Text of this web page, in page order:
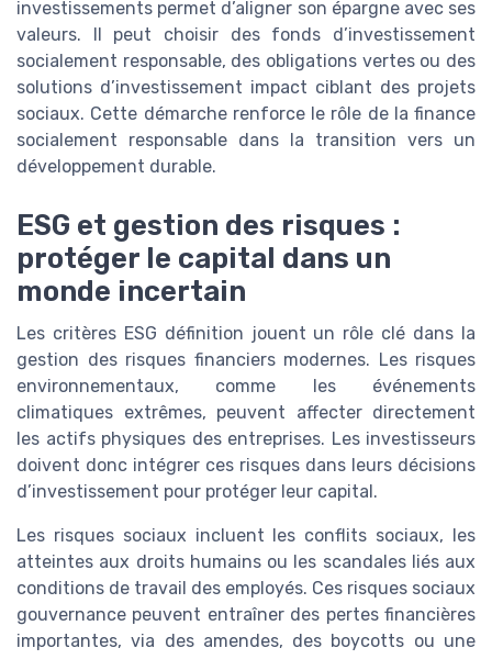
investissements permet d’aligner son épargne avec ses
valeurs. Il peut choisir des fonds d’investissement
socialement responsable, des obligations vertes ou des
solutions d’investissement impact ciblant des projets
sociaux. Cette démarche renforce le rôle de la finance
socialement responsable dans la transition vers un
développement durable.
ESG et gestion des risques :
protéger le capital dans un
monde incertain
Les critères ESG définition jouent un rôle clé dans la
gestion des risques financiers modernes. Les risques
environnementaux, comme les événements
climatiques extrêmes, peuvent affecter directement
les actifs physiques des entreprises. Les investisseurs
doivent donc intégrer ces risques dans leurs décisions
d’investissement pour protéger leur capital.
Les risques sociaux incluent les conflits sociaux, les
atteintes aux droits humains ou les scandales liés aux
conditions de travail des employés. Ces risques sociaux
gouvernance peuvent entraîner des pertes financières
importantes, via des amendes, des boycotts ou une